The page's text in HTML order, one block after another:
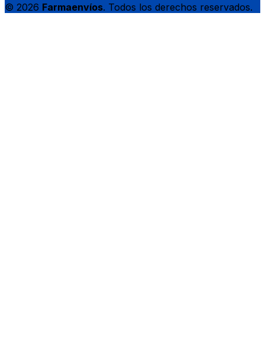
© 2026 Farmaenvíos. Todos los derechos reservados.